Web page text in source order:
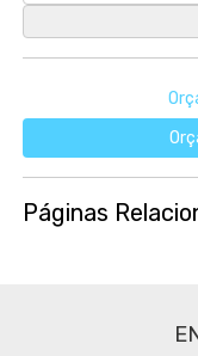
Páginas